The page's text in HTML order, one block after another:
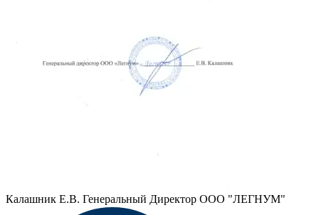
Калашник Е.В. Генеральный Директор ООО "ЛЕГНУМ"